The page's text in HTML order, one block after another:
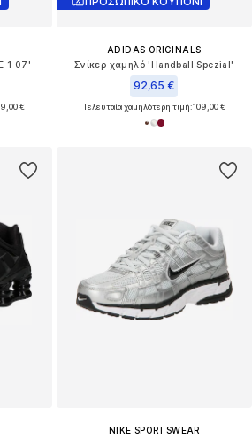
1 07'
€
ADIDAS ORIGINALS
Σνίκερ χαμηλό 'Handball Spezial'
92,65 €
Τελευταία χαμηλότερη τιμή:109,00 €
NIKE SPORTSWEAR